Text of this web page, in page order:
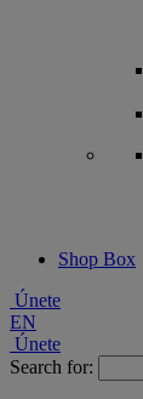
Shop Box
Únete
EN
Únete
Search for: